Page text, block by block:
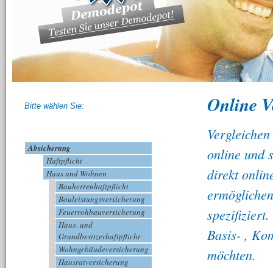
Bitte wählen Sie:
Absicherung
Haftpflicht
Haus und Wohnen
Bauherrenhaftpflicht
Bauleistungsversicherung
Feuerrohbauversicherung
Haus- und
Grundbesitzerhaftpflicht
Wohngebäudeversicherung
Hausratversicherung
Online
online und
direkt
spezifiziert.
Basis- ,
möchten.